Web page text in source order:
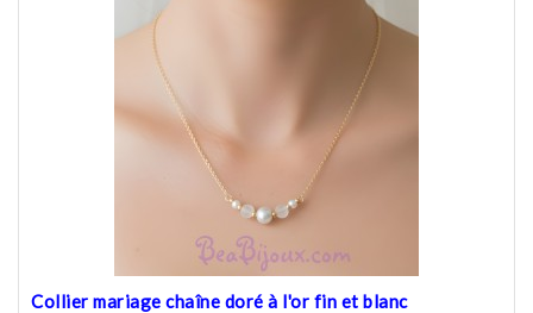
Collier mariage chaîne doré à l'or fin et blanc